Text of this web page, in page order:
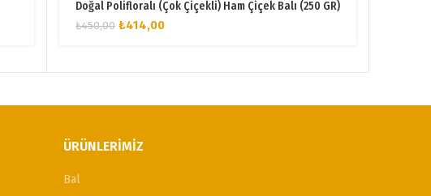
Doğal Polifloralı (Çok Çiçekli) Ham Çiçek Balı (250 GR)
₺450,00 Orijinal
₺414,00Şu
₺414,00.
ÜRÜNLERIMIZ
Bal